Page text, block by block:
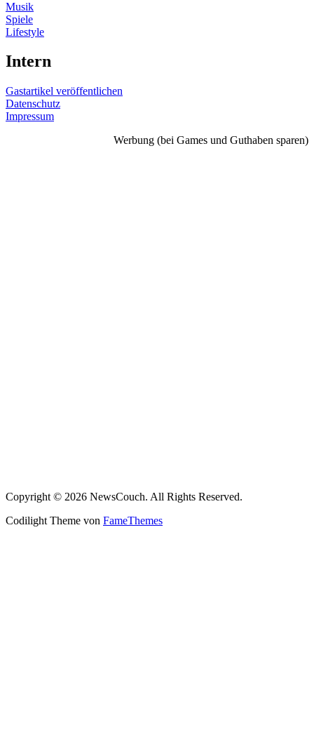
Musik
Spiele
Lifestyle
Intern
Gastartikel veröffentlichen
Datenschutz
Impressum
Werbung (bei Games und Guthaben sparen)
Copyright © 2026 NewsCouch. All Rights Reserved.
Codilight Theme von FameThemes